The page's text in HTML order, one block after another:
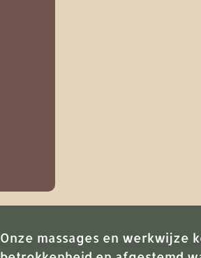
Onze massages en werkwijze